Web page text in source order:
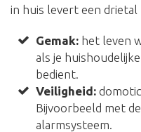
in huis levert een
Gemak: het leven
als je
bedient.
Veiligheid:
Bijvoorbeeld met
alarmsysteem.